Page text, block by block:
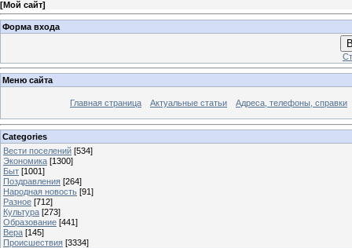
[Мой сайт]
Форма входа
Меню сайта
Главная страница Актуальные статьи Адреса, телефоны, справки
Categories
Вести поселений [534]
Экономика [1300]
Быт [1001]
Поздравления [264]
Народная новость [91]
Разное [712]
Культура [273]
Образование [441]
Вера [145]
Происшествия [3334]